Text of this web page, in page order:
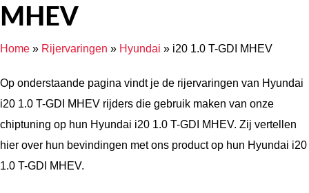
MHEV
Home » Rijervaringen » Hyundai » i20 1.0 T-GDI MHEV
Op onderstaande pagina vindt je de rijervaringen van Hyundai
i20 1.0 T-GDI MHEV rijders die gebruik maken van onze
chiptuning op hun Hyundai i20 1.0 T-GDI MHEV. Zij vertellen
hier over hun bevindingen met ons product op hun Hyundai i20
1.0 T-GDI MHEV.